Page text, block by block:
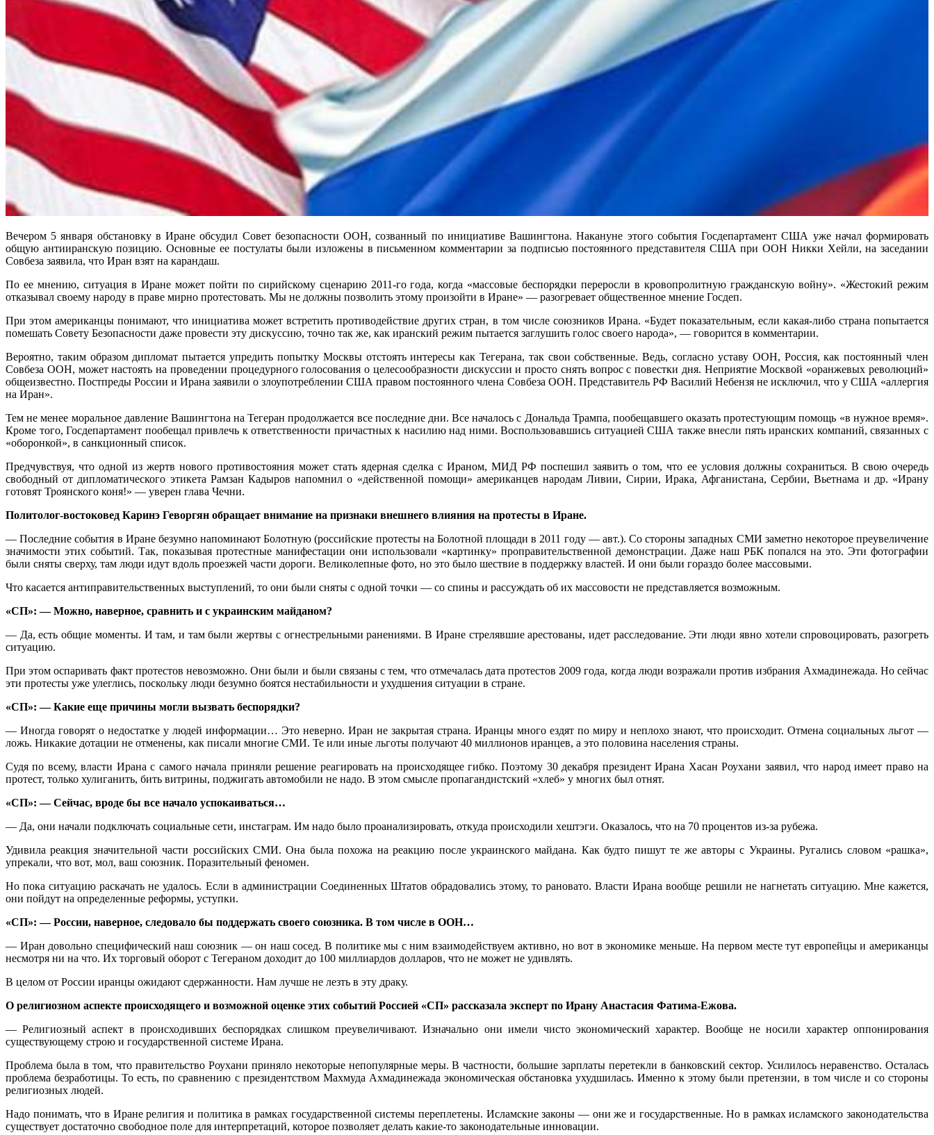
Вечером 5 января обстановку в Иране обсудил Совет безопасности ООН, созванный по инициативе Вашингтона. Накануне этого события Госдепартамент США уже начал формировать
общую антииранскую позицию. Основные ее постулаты были изложены в письменном комментарии за подписью постоянного представителя США при ООН Никки Хейли, на заседании
Совбеза заявила, что Иран взят на карандаш.
По ее мнению, ситуация в Иране может пойти по сирийскому сценарию 2011-го года, когда «массовые беспорядки переросли в кровопролитную гражданскую войну». «Жестокий режим
отказывал своему народу в праве мирно протестовать. Мы не должны позволить этому произойти в Иране» — разогревает общественное мнение Госдеп.
При этом американцы понимают, что инициатива может встретить противодействие других стран, в том числе союзников Ирана. «Будет показательным, если какая-либо страна попытается
помешать Совету Безопасности даже провести эту дискуссию, точно так же, как иранский режим пытается заглушить голос своего народа», — говорится в комментарии.
Вероятно, таким образом дипломат пытается упредить попытку Москвы отстоять интересы как Тегерана, так свои собственные. Ведь, согласно уставу ООН, Россия, как постоянный член
Совбеза ООН, может настоять на проведении процедурного голосования о целесообразности дискуссии и просто снять вопрос с повестки дня. Неприятие Москвой «оранжевых революций»
общеизвестно. Постпреды России и Ирана заявили о злоупотреблении США правом постоянного члена Совбеза ООН. Представитель РФ Василий Небензя не исключил, что у США «аллергия
на Иран».
Тем не менее моральное давление Вашингтона на Тегеран продолжается все последние дни. Все началось с Дональда Трампа, пообещавшего оказать протестующим помощь «в нужное время».
Кроме того, Госдепартамент пообещал привлечь к ответственности причастных к насилию над ними. Воспользовавшись ситуацией США также внесли пять иранских компаний, связанных с
«оборонкой», в санкционный список.
Предчувствуя, что одной из жертв нового противостояния может стать ядерная сделка с Ираном, МИД РФ поспешил заявить о том, что ее условия должны сохраниться. В свою очередь
свободный от дипломатического этикета Рамзан Кадыров напомнил о «действенной помощи» американцев народам Ливии, Сирии, Ирака, Афганистана, Сербии, Вьетнама и др. «Ирану
готовят Троянского коня!» — уверен глава Чечни.
Политолог-востоковед Каринэ Геворгян обращает внимание на признаки внешнего влияния на протесты в Иране.
— Последние события в Иране безумно напоминают Болотную (российские протесты на Болотной площади в 2011 году — авт.). Со стороны западных СМИ заметно некоторое преувеличение
значимости этих событий. Так, показывая протестные манифестации они использовали «картинку» проправительственной демонстрации. Даже наш РБК попался на это. Эти фотографии
были сняты сверху, там люди идут вдоль проезжей части дороги. Великолепные фото, но это было шествие в поддержку властей. И они были гораздо более массовыми.
Что касается антиправительственных выступлений, то они были сняты с одной точки — со спины и рассуждать об их массовости не представляется возможным.
«СП»: — Можно, наверное, сравнить и с украинским майданом?
— Да, есть общие моменты. И там, и там были жертвы с огнестрельными ранениями. В Иране стрелявшие арестованы, идет расследование. Эти люди явно хотели спровоцировать, разогреть
ситуацию.
При этом оспаривать факт протестов невозможно. Они были и были связаны с тем, что отмечалась дата протестов 2009 года, когда люди возражали против избрания Ахмадинежада. Но сейчас
эти протесты уже улеглись, поскольку люди безумно боятся нестабильности и ухудшения ситуации в стране.
«СП»: — Какие еще причины могли вызвать беспорядки?
— Иногда говорят о недостатке у людей информации… Это неверно. Иран не закрытая страна. Иранцы много ездят по миру и неплохо знают, что происходит. Отмена социальных льгот —
ложь. Никакие дотации не отменены, как писали многие СМИ. Те или иные льготы получают 40 миллионов иранцев, а это половина населения страны.
Судя по всему, власти Ирана с самого начала приняли решение реагировать на происходящее гибко. Поэтому 30 декабря президент Ирана Хасан Роухани заявил, что народ имеет право на
протест, только хулиганить, бить витрины, поджигать автомобили не надо. В этом смысле пропагандистский «хлеб» у многих был отнят.
«СП»: — Сейчас, вроде бы все начало успокаиваться…
— Да, они начали подключать социальные сети, инстаграм. Им надо было проанализировать, откуда происходили хештэги. Оказалось, что на 70 процентов из-за рубежа.
Удивила реакция значительной части российских СМИ. Она была похожа на реакцию после украинского майдана. Как будто пишут те же авторы с Украины. Ругались словом «рашка»,
упрекали, что вот, мол, ваш союзник. Поразительный феномен.
Но пока ситуацию раскачать не удалось. Если в администрации Соединенных Штатов обрадовались этому, то рановато. Власти Ирана вообще решили не нагнетать ситуацию. Мне кажется,
они пойдут на определенные реформы, уступки.
«СП»: — России, наверное, следовало бы поддержать своего союзника. В том числе в ООН…
— Иран довольно специфический наш союзник — он наш сосед. В политике мы с ним взаимодействуем активно, но вот в экономике меньше. На первом месте тут европейцы и американцы
несмотря ни на что. Их торговый оборот с Тегераном доходит до 100 миллиардов долларов, что не может не удивлять.
В целом от России иранцы ожидают сдержанности. Нам лучше не лезть в эту драку.
О религиозном аспекте происходящего и возможной оценке этих событий Россией «СП» рассказала эксперт по Ирану Анастасия Фатима-Ежова.
— Религиозный аспект в происходивших беспорядках слишком преувеличивают. Изначально они имели чисто экономический характер. Вообще не носили характер оппонирования
существующему строю и государственной системе Ирана.
Проблема была в том, что правительство Роухани приняло некоторые непопулярные меры. В частности, большие зарплаты перетекли в банковский сектор. Усилилось неравенство. Осталась
проблема безработицы. То есть, по сравнению с президентством Махмуда Ахмадинежада экономическая обстановка ухудшилась. Именно к этому были претензии, в том числе и со стороны
религиозных людей.
Надо понимать, что в Иране религия и политика в рамках государственной системы переплетены. Исламские законы — они же и государственные. Но в рамках исламского законодательства
существует достаточно свободное поле для интерпретаций, которое позволяет делать какие-то законодательные инновации.